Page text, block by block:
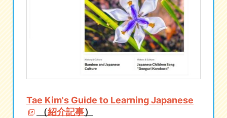
Tae Kim's Guide to Learning Japanese
（紹介記事）